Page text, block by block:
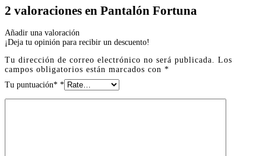
2 valoraciones en Pantalón Fortuna
Añadir una valoración
¡Deja tu opinión para recibir un descuento!
Tu dirección de correo electrónico no será publicada. Los
campos obligatorios están marcados con *
Tu puntuación* *